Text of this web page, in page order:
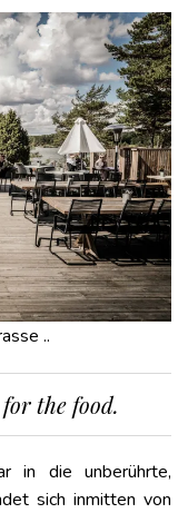
..
the food.
in die unberührte,
sich inmitten von